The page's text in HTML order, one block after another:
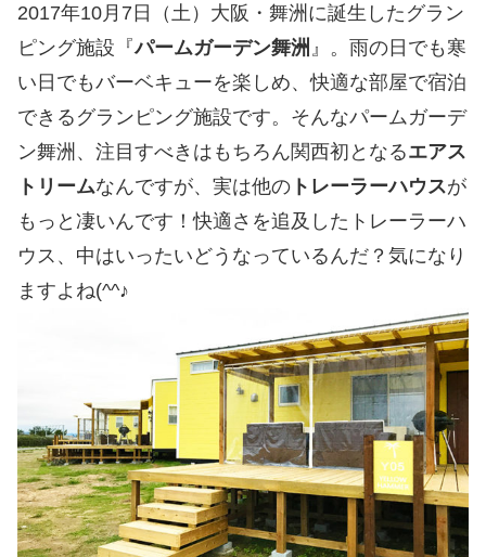
2017年10月7日（土）大阪・舞洲に誕生したグラン
ピング施設『パームガーデン舞洲 』。雨の日でも寒
い日でもバーベキューを楽しめ、快適な部屋で宿泊
できるグランピング施設です。そんなパームガーデ
ン舞洲、注目すべきはもちろん関西初となるエアス
トリームなんですが、実は他の トレーラーハウスが
もっと凄いんです！快適さを追及したトレーラーハ
ウス、中はいったいどうなっているんだ？気になり
ますよね(^^♪